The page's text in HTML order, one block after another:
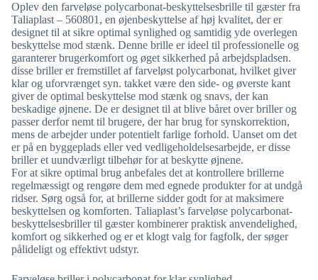
Oplev den farveløse polycarbonat-beskyttelsesbrille til gæster fra
Taliaplast – 560801, en øjenbeskyttelse af høj kvalitet, der er
designet til at sikre optimal synlighed og samtidig yde overlegen
beskyttelse mod stænk. Denne brille er ideel til professionelle og
garanterer brugerkomfort og øget sikkerhed på arbejdspladsen.
disse briller er fremstillet af farveløst polycarbonat, hvilket giver
klar og uforvrænget syn. takket være den side- og øverste kant
giver de optimal beskyttelse mod stænk og snavs, der kan
beskadige øjnene. De er designet til at blive båret over briller og
passer derfor nemt til brugere, der har brug for synskorrektion,
mens de arbejder under potentielt farlige forhold. Uanset om det
er på en byggeplads eller ved vedligeholdelsesarbejde, er disse
briller et uundværligt tilbehør for at beskytte øjnene.
For at sikre optimal brug anbefales det at kontrollere brillerne
regelmæssigt og rengøre dem med egnede produkter for at undgå
ridser. Sørg også for, at brillerne sidder godt for at maksimere
beskyttelsen og komforten. Taliaplast’s farveløse polycarbonat-
beskyttelsesbriller til gæster kombinerer praktisk anvendelighed,
komfort og sikkerhed og er et klogt valg for fagfolk, der søger
pålideligt og effektivt udstyr.